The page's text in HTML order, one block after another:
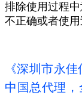
排除使用过程
不正确或者使用
《深圳市永
中国总代理